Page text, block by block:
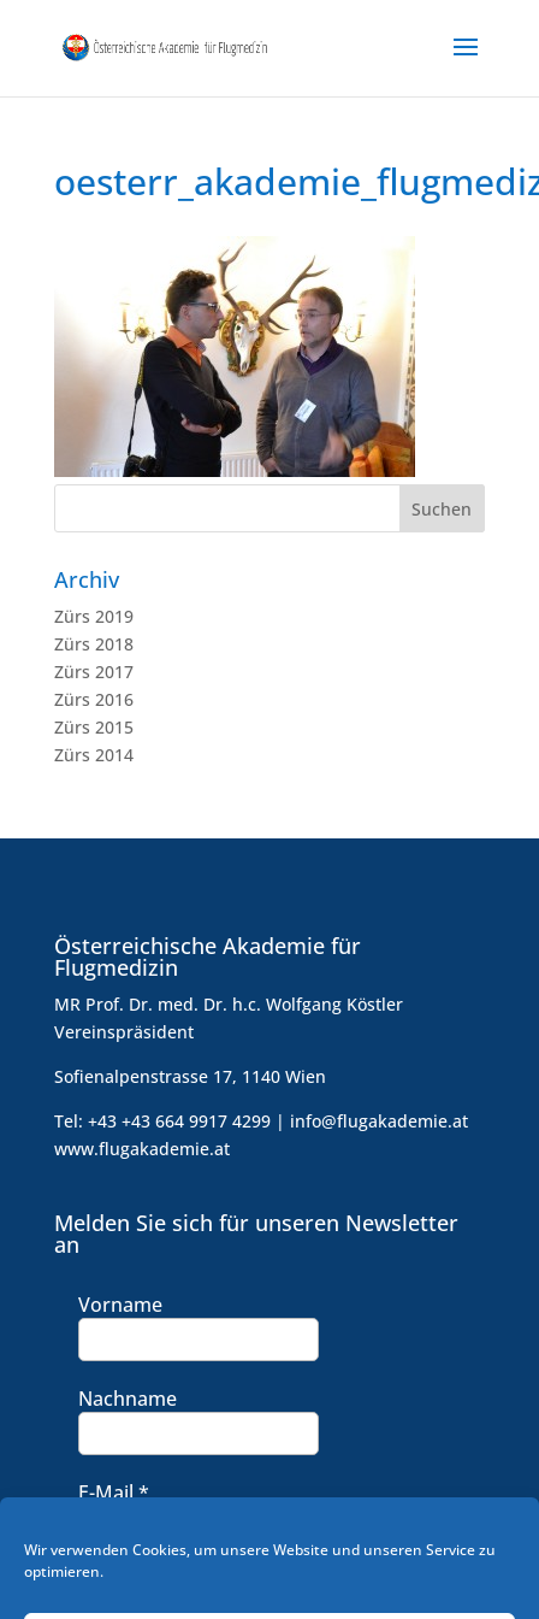
Wir verwenden Cookies, um unsere Website und unseren Service zu
optimieren.
Archiv
Zürs 2019
Zürs 2018
Zürs 2017
Zürs 2016
Zürs 2015
Zürs 2014
Österreichische Akademie für
Flugmedizin
MR Prof. Dr. med. Dr. h.c. Wolfgang Köstler
Vereinspräsident
Sofienalpenstrasse 17, 1140 Wien
Tel: +43 +43 664 9917 4299 | info@flugakademie.at
www.flugakademie.at
Melden Sie sich für unseren Newsletter
an
Vorname
Nachname
E-Mail*